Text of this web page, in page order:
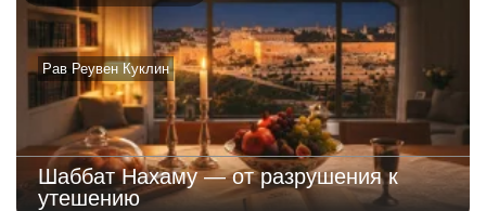
Рав Реувен Куклин
Шаббат Нахаму — от разрушения к
утешению